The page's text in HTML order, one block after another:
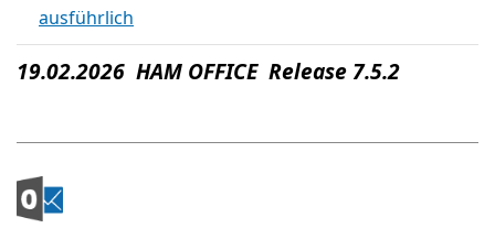
ausführlich
19.02.2026 HAM OFFICE Release 7.5.2